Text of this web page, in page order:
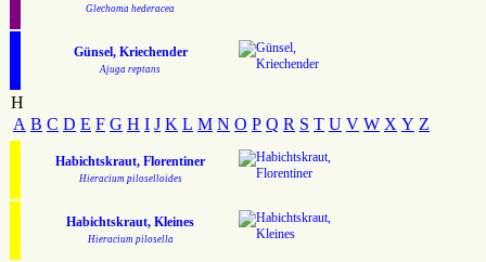
Glechoma hederacea
Günsel, Kriechender
Ajuga reptans
H
A B C D E F G H I J K L M N O P Q R S T U V W X Y Z
Habichtskraut, Florentiner
Hieracium piloselloides
Habichtskraut, Kleines
Hieracium pilosella